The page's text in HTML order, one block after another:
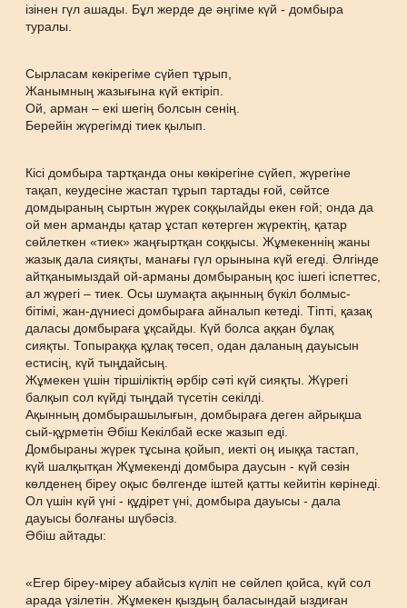
ізінен гүл ашады. Бұл жерде де әңгіме күй - домбыра
туралы.
Сырласам көкірегіме сүйеп тұрып,
Жанымның жазығына күй ектіріп.
Ой, арман – екі шегің болсын сенің.
Берейін жүрегімді тиек қылып.
Кісі домбыра тартқанда оны көкірегіне сүйеп, жүрегіне
тақап, кеудесіне жастап тұрып тартады ғой, сөйтсе
домдыраның сыртын жүрек соққылайды екен ғой; онда да
ой мен арманды қатар ұстап көтерген жүректің, қатар
сөйлеткен «тиек» жаңғыртқан соққысы. Жұмекеннің жаны
жазық дала сияқты, манағы гүл орынына күй егеді. Әлгінде
айтқанымыздай ой-арманы домбыраның қос ішегі іспеттес,
ал жүрегі – тиек. Осы шумақта ақынның бүкіл болмыс-
бітімі, жан-дүниесі домбыраға айналып кетеді. Тіпті, қазақ
даласы домбыраға ұқсайды. Күй болса аққан бұлақ
сияқты. Топыраққа құлақ төсеп, одан даланың дауысын
естисің, күй тыңдайсың.
Жұмекен үшін тіршіліктің әрбір сәті күй сияқты. Жүрегі
балқып сол күйді тыңдай түсетін секілді.
Ақынның домбырашылығын, домбыраға деген айрықша
сый-құрметін Әбіш Кекілбай еске жазып еді.
Домбыраны жүрек тұсына қойып, иекті оң иыққа тастап,
күй шалқытқан Жұмекенді домбыра даусын - күй сөзін
көлденең біреу оқыс бөлгенде іштей қатты кейитін көрінеді.
Ол үшін күй үні - құдірет үні, домбыра дауысы - дала
дауысы болғаны шүбәсіз.
Әбіш айтады:
«Егер біреу-міреу абайсыз күліп не сөйлеп қойса, күй сол
арада үзілетін. Жұмекен қыздың баласындай ыздиған